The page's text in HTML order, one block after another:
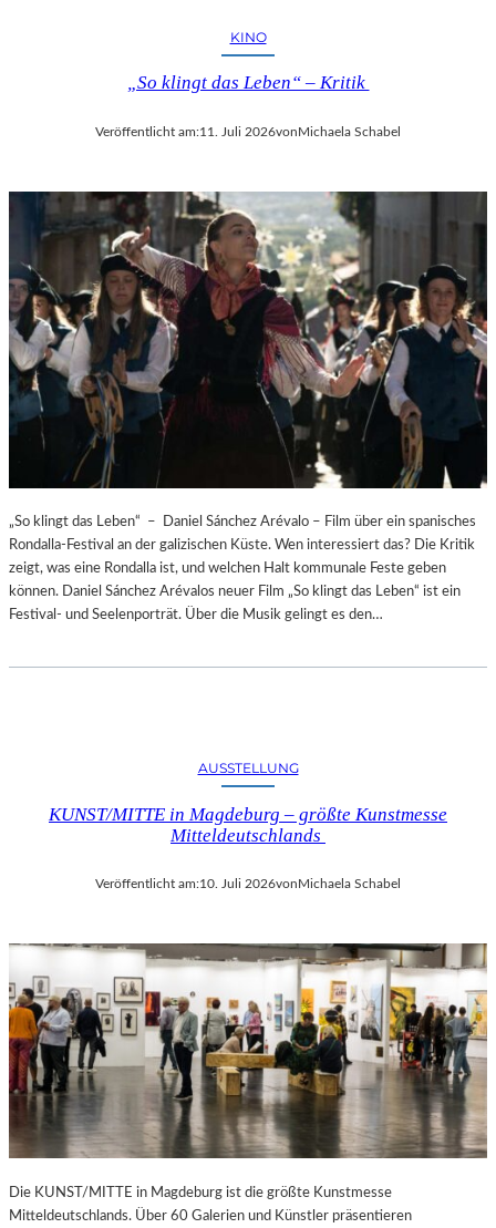
KINO
„So klingt das Leben“ – Kritik
Veröffentlicht am:11. Juli 2026vonMichaela Schabel
„So klingt das Leben“ – Daniel Sánchez Arévalo – Film über ein spanisches
Rondalla-Festival an der galizischen Küste. Wen interessiert das? Die Kritik
zeigt, was eine Rondalla ist, und welchen Halt kommunale Feste geben
können. Daniel Sánchez Arévalos neuer Film „So klingt das Leben“ ist ein
Festival- und Seelenporträt. Über die Musik gelingt es den…
AUSSTELLUNG
KUNST/MITTE in Magdeburg – größte Kunstmesse
Mitteldeutschlands
Veröffentlicht am:10. Juli 2026vonMichaela Schabel
Die KUNST/MITTE in Magdeburg ist die größte Kunstmesse
Mitteldeutschlands. Über 60 Galerien und Künstler präsentieren